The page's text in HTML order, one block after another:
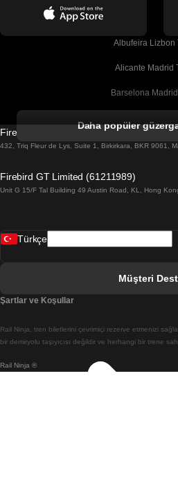
Albufeira Lizbon
Alicante Madrid
Barselona
Barselona Sevilla
Belfast Dublin
Budapeşte
Busan
Daha popüler
Firebird GT Limited (OC 1451)
432, Triq Fleur de Lys, Suite 1, Birkirkara, BKR 9061,
Firebird GT Limited (61211989)
Unit G 15/F Tal Building 49 Austin Road, KL, Hong
Rail Ninja ®
Rail Ninja, tren biletlerini çevrimiçi rezerve etmenizi
bir demiryolu taşıyıcısı değildir ve herhangi bir trene
Türkçe
Müşteri
Şartlar ve Koşullar